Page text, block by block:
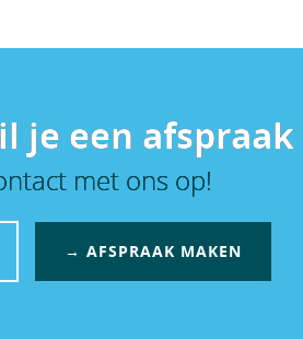
je een
met ons op!
→ AFSPRAAK MAKEN